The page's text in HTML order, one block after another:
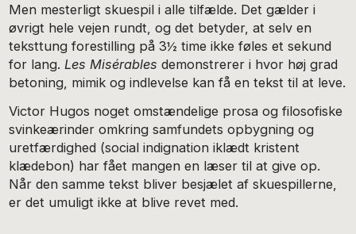
Men mesterligt skuespil i alle tilfælde. Det gælder i
øvrigt hele vejen rundt, og det betyder, at selv en
teksttung forestilling på 3½ time ikke føles et sekund
for lang. Les Misérables demonstrerer i hvor høj grad
betoning, mimik og indlevelse kan få en tekst til at leve.
Victor Hugos noget omstændelige prosa og filosofiske
svinkeærinder omkring samfundets opbygning og
uretfærdighed (social indignation iklædt kristent
klædebon) har fået mangen en læser til at give op.
Når den samme tekst bliver besjælet af skuespillerne,
er det umuligt ikke at blive revet med.